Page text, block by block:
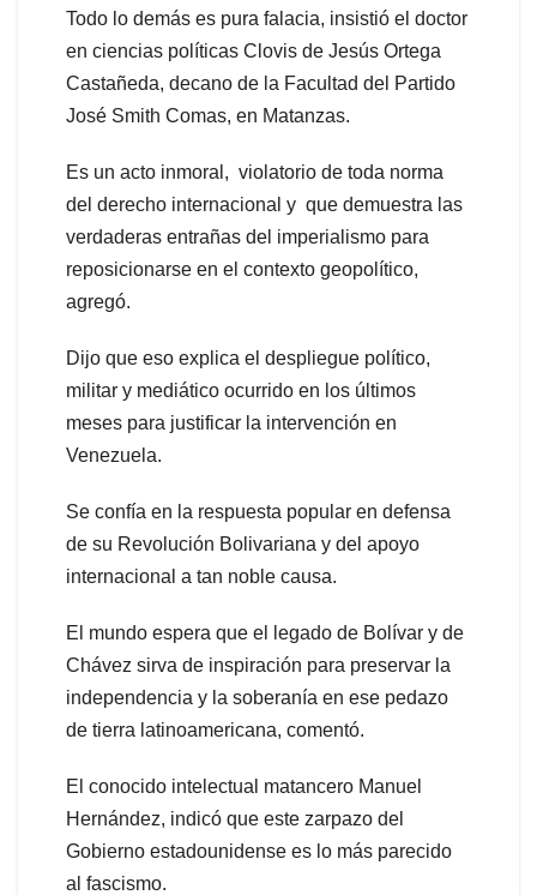
Todo lo demás es pura falacia, insistió el doctor
en ciencias políticas Clovis de Jesús Ortega
Castañeda, decano de la Facultad del Partido
José Smith Comas, en Matanzas.
Es un acto inmoral, violatorio de toda norma
del derecho internacional y que demuestra las
verdaderas entrañas del imperialismo para
reposicionarse en el contexto geopolítico,
agregó.
Dijo que eso explica el despliegue político,
militar y mediático ocurrido en los últimos
meses para justificar la intervención en
Venezuela.
Se confía en la respuesta popular en defensa
de su Revolución Bolivariana y del apoyo
internacional a tan noble causa.
El mundo espera que el legado de Bolívar y de
Chávez sirva de inspiración para preservar la
independencia y la soberanía en ese pedazo
de tierra latinoamericana, comentó.
El conocido intelectual matancero Manuel
Hernández, indicó que este zarpazo del
Gobierno estadounidense es lo más parecido
al fascismo.